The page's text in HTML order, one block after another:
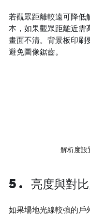
若觀眾距離較遠可降低
本，如果觀眾距離近需
畫面不清。背景板印刷
避免圖像鋸齒。
解析度設
5. 亮度與對
如果場地光線較強的戶